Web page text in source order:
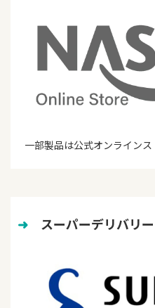
一部製品は公式オンラインス
➜ スーパーデリバリー